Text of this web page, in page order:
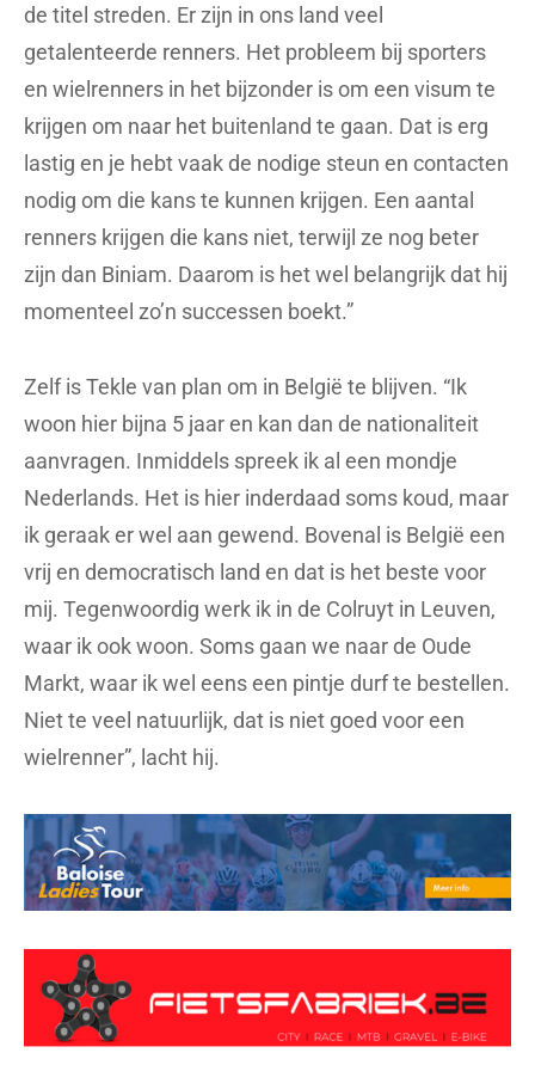
de titel streden. Er zijn in ons land veel
getalenteerde renners. Het probleem bij sporters
en wielrenners in het bijzonder is om een visum te
krijgen om naar het buitenland te gaan. Dat is erg
lastig en je hebt vaak de nodige steun en contacten
nodig om die kans te kunnen krijgen. Een aantal
renners krijgen die kans niet, terwijl ze nog beter
zijn dan Biniam. Daarom is het wel belangrijk dat hij
momenteel zo’n successen boekt.”
Zelf is Tekle van plan om in België te blijven. “Ik
woon hier bijna 5 jaar en kan dan de nationaliteit
aanvragen. Inmiddels spreek ik al een mondje
Nederlands. Het is hier inderdaad soms koud, maar
ik geraak er wel aan gewend. Bovenal is België een
vrij en democratisch land en dat is het beste voor
mij. Tegenwoordig werk ik in de Colruyt in Leuven,
waar ik ook woon. Soms gaan we naar de Oude
Markt, waar ik wel eens een pintje durf te bestellen.
Niet te veel natuurlijk, dat is niet goed voor een
wielrenner”, lacht hij.